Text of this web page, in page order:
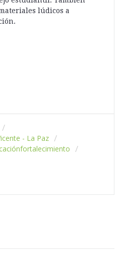
lúdicos a
- La Paz
fortalecimiento